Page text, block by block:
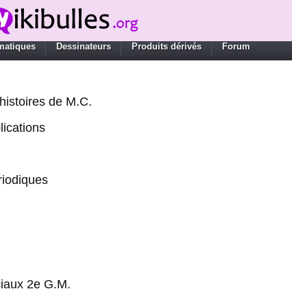
Dessinateurs Produits dérivés Forum
de M.C.
2e G.M.